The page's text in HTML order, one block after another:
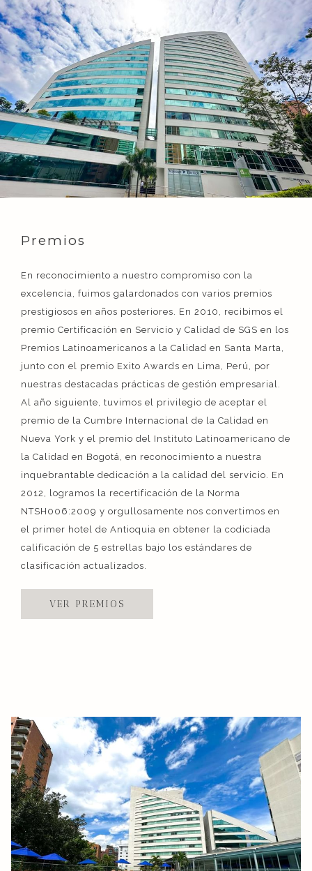
Premios
En reconocimiento a nuestro compromiso con la
excelencia, fuimos galardonados con varios premios
prestigiosos en años posteriores. En 2010, recibimos el
premio Certificación en Servicio y Calidad de SGS en los
Premios Latinoamericanos a la Calidad en Santa Marta,
junto con el premio Exito Awards en Lima, Perú, por
nuestras destacadas prácticas de gestión empresarial.
Al año siguiente, tuvimos el privilegio de aceptar el
premio de la Cumbre Internacional de la Calidad en
Nueva York y el premio del Instituto Latinoamericano de
la Calidad en Bogotá, en reconocimiento a nuestra
inquebrantable dedicación a la calidad del servicio. En
2012, logramos la recertificación de la Norma
NTSH006:2009 y orgullosamente nos convertimos en
el primer hotel de Antioquia en obtener la codiciada
calificación de 5 estrellas bajo los estándares de
clasificación actualizados.
VER PREMIOS